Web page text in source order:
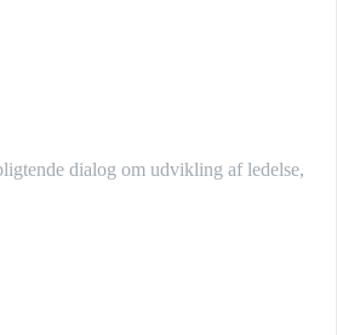
dialog om udvikling af ledelse,